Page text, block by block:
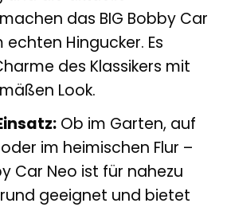
das BIG Bobby Car
echten Hingucker. Es
des Klassikers mit
Look.
Ob im Garten, auf
im heimischen Flur –
Car Neo ist für nahezu
geeignet und bietet